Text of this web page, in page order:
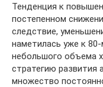
Тенденция к
постепенном
следствие,
наметилась уже к
небольшого объема
стратегию развития
множество